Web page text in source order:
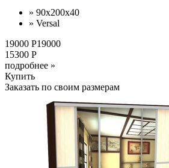
» 90х200х40
» Versal
19000 Р19000
15300 Р
подробнее »
Купить
Заказать по своим размерам